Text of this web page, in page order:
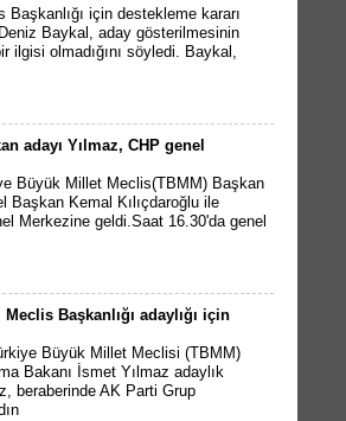
Başkanlığı için destekleme kararı
Baykal, aday gösterilmesinin
ilgisi olmadığını söyledi. Baykal,
adayı Yılmaz, CHP genel
Büyük Millet Meclis(TBMM) Başkan
Başkan Kemal Kılıçdaroğlu ile
Merkezine geldi.Saat 16.30'da genel
Başkanlığı adaylığı için
Büyük Millet Meclisi (TBMM)
Bakanı İsmet Yılmaz adaylık
beraberinde AK Parti Grup